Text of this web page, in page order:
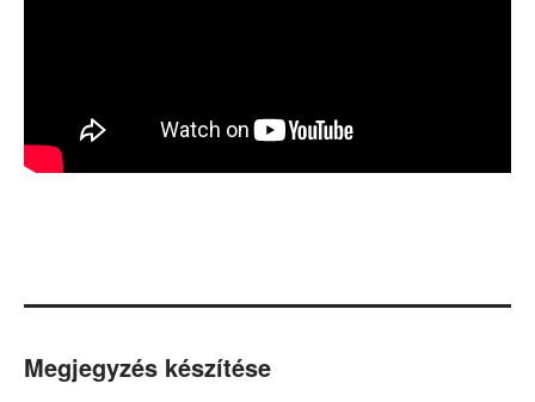
Megjegyzés készítése